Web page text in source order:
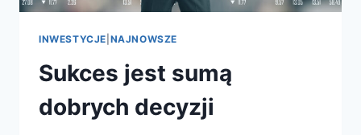
INWESTYCJE NAJNOWSZE
Sukces jest sumą
dobrych decyzji